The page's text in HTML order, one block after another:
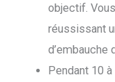
objectif.
réussissant
d’embauche
Pendant 10